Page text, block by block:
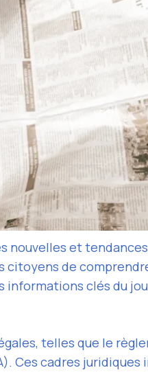
et
de
clés du
telles que le
Ces cadres